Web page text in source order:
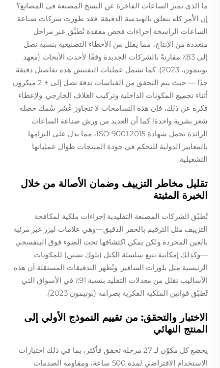
ما الذي يميز الساعات الفاخرة عن النسخ المصنعة في المصانع؟
إن الأمر كله يتعلق بالهندسة الدقيقة. فقد طورت شركات صناعة
الساعات الراسخة إجراءات فحص معقدة تُطبَّق عبر مراحل
متعددة من الإنتاج، مما يقلل من الأخطاء التصنيعية بنسبة تصل
إلى 83٪ مقارنةً بالشركات الجديدة وفقًا لأحدث الأبحاث (معهد
بونيمون، 2023). كما تشمل عمليات التفتيش هذه تفاصيل دقيقة
جدًا — حيث يتم التحقق من القياسات بدقة تصل إلى ± 2 ميكرون
أثناء تجميع المكونات الداخلية وتركيب الغلاف الخارجي. ولإعطاء
فكرة عن ذلك، فإن هذه التسامحات لا تتجاوز عُشر سُمك خصلة
شعر بشرية واحدة! كما أن العديد من ورش صناعة الساعات
الرائدة تحمل شهادة ISO 9001:2015، مما يدل على التزامها
بالمعايير الدولية للتحكم في جودة المنتجات طوال عملياتها
التشغيلية.
تقليل مخاطر التزييف وضمان الأصالة من خلال
الخبرة المثبتة
تُطبّق الشركات المصنعة التقليدية إجراءات ملكية لمكافحة
التزييف مثل الترقيم بالحفر الدقيق—وهي علامات ليزر غير مرئية
بالعين المجردة ولكن يمكن اكتشافها تحت الضوء فوق البنفسجي
—وكذلك إمكانية تتبع سلسلة الكتل (بلوك تشين) للمكونات
الرئيسية مثل بلورات السافير. وتُظهر التدقيقات المستقلة أن هذه
الأساليب تقلل من معدلات التقليد بنسبة 91٪ في الأسواق التي
تُطبّق قوانين الملكية الفكرية بصرامة (بونيمون 2023).
الاختبار والتحقق: من تقييم النموذج الأولي إلى
المنتج النهائي
يخضع كل مكوّن لـ 27 مرحلة تحقق فأكثر، بما في ذلك اختبارات
الاستخدام الافتراضي لمدة 500 ساعة، ومقاومة الصدمات